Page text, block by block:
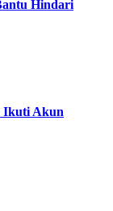
Hindari
Ikuti Akun